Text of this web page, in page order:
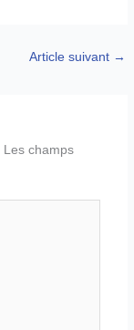
Article suivant →
Les champs